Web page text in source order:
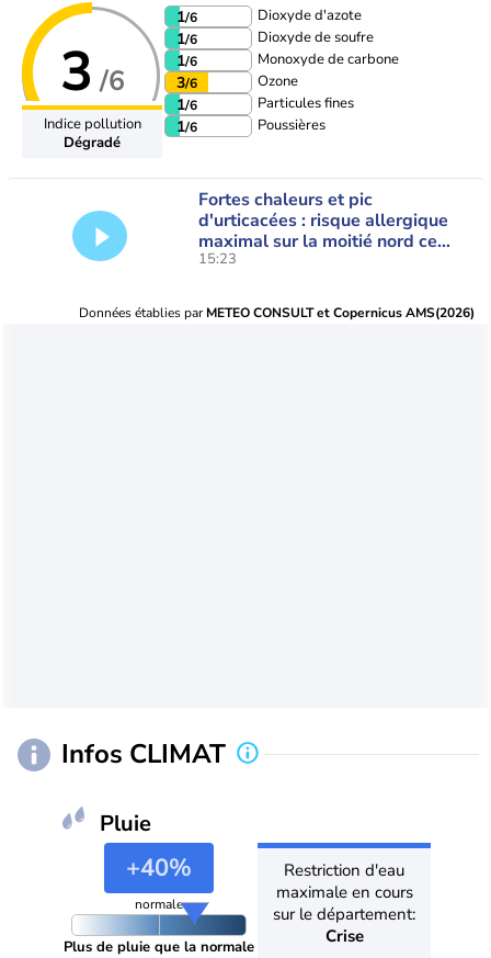
3 /6
Indice pollution
Dégradé
1/6 Dioxyde d'azote
1/6 Dioxyde de soufre
1/6 Monoxyde de carbone
3/6 Ozone
1/6 Particules fines
1/6 Poussières
Fortes chaleurs et pic
d'urticacées : risque allergique
maximal sur la moitié nord ce
vendredi
15:23
Données établies parMETEO CONSULT et Copernicus AMS(2026)
Infos CLIMAT
Pluie
+40%
normale
Plus de pluie que la normale
Restriction d'eau
maximale en cours
sur le département:
Crise